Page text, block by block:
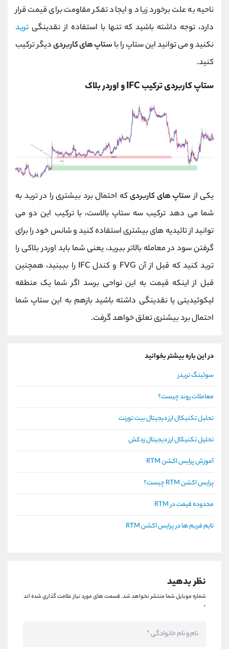
ناحیه به علت برخورد زیاد و ایجاد تفکر مقاومت برای قیمت قرار
دارد، توجه داشته باشید که تنها با استفاده از نقدینگی ترید
نکنید و می توانید این ستاپ را با ستاپ های کاربردیدیگر ترکیب
کنید.
ستاپ کاربردی ترکیب IFC و اوردر بلاک
یکی ازستاپ های کاربردیکه احتمال برد بیشتری را در ترید به
شما می دهد ترکیب سه ستاپ بالاست، با ترکیب این دو می
توانید از تائیدیه های بیشتری استفاده کنید و شانس خود را برای
گرفتن سود در معامله بالاتر ببرید، یعنی شما باید اوردر بلاکی را
ترید کنید که قبل از آن FVG و کندل IFC را ببینید، همچنین
قبل از اینکه قیمت به این نواحی برسد اگر شما یک منطقه
لیکوئیدیتی یا نقدینگی داشته باشید بازهم به این ستاپ شما
احتمال برد بیشتری تعلق خواهد گرفت.
در این باره بیشتر بخوانید
سوئینگ تریدر
معاملات روند چیست؟
تحلیل تکنیکال ارز دیجیتال بیت تورنت
تحلیل تکنیکال ارز دیجیتال زدکش
آموزش پرایس اکشن RTM
پرایس اکشن RTM چیست؟
محدوده قیمت در RTM
تایم فریم ها در پرایس اکشن RTM
نظر بدهید
شماره موبایل شما منتشر نخواهد شد.قسمت های مورد نیاز علامت گذاری شده اند
*